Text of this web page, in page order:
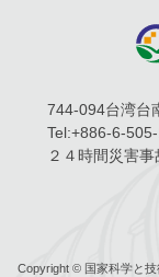
744-094台湾台
Tel:+886-6-
２４時間災害
Copyright © 国家科学と